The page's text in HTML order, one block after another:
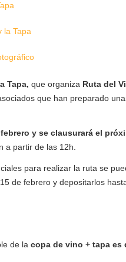
la Tapa
Tapa, que organiza Ruta del
que han preparado
y se clausurará el
a partir de las 12h.
para realizar la ruta se
de febrero y depositarlos
de la copa de vino + tapa es